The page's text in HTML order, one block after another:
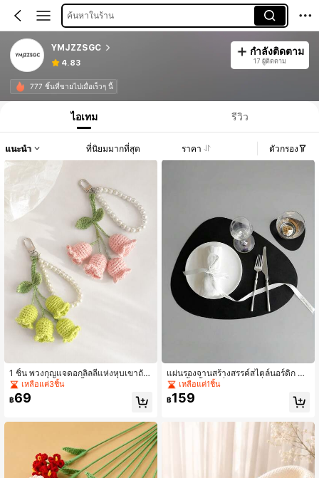
ค้นหาในร้าน
YMJZZSGC
4.83
กำลังติดตาม
17 ผู้ติดตาม
777 ชิ้นที่ขายไปเมื่อเร็วๆ นี้
ไอเทม รีวิว
แนะนำ ที่นิยมมากที่สุด ราคา ตัวกรอง
1 ชิ้น พวงกุญแจดอกลิลลี่แห่งหุบเขาถัก
โครเชต์ทำด้วยมือ, จี้กระเป๋าดอกไม้โซ่
มุก, พวงกุญแจดอกไม้ถัก, อุปกรณ์เสริม
สไตล์สวยงามสำหรับกระเป๋าเป้, ของขวั
เหลือแค่3ชิ้น
฿69
แผ่นรองจานสร้างสรรค์สไตล์นอร์ดิก หนั
ง กันน้ำ น้ำมัน ลื่นไม่ง่าย ที่รองแก้วอาห
ารทรงไม่สมมาตร
เหลือแค่1ชิ้น
฿159